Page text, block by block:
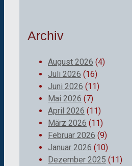
Archiv
August 2026 (4)
Juli 2026 (16)
Juni 2026 (11)
Mai 2026 (7)
April 2026 (11)
März 2026 (11)
Februar 2026 (9)
Januar 2026 (10)
Dezember 2025 (11)